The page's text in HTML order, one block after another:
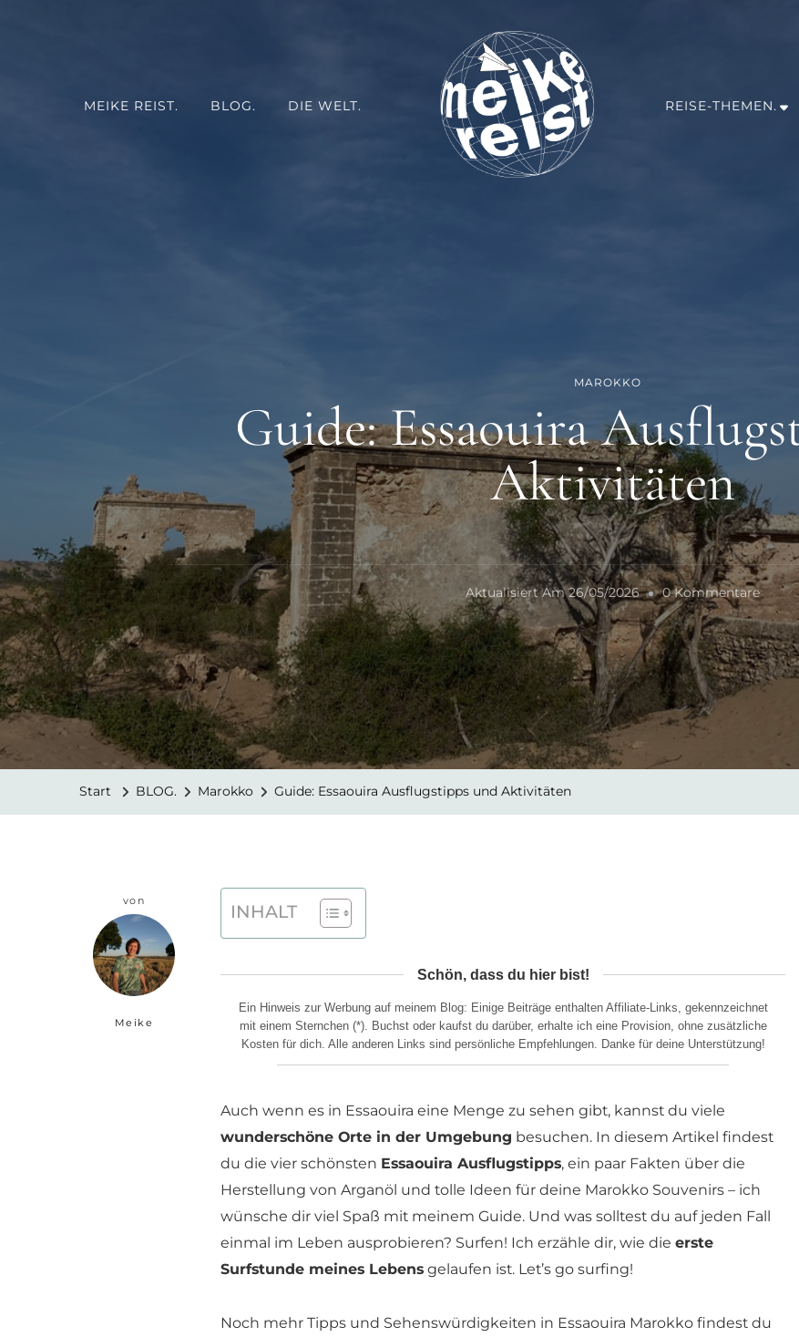
MEIKE REIST. BLOG. DIE WELT. REISE-THEMEN.
MAROKKO
Guide: Essaouira
Aktivitäten
Aktualisiert Am26/05/2026 0 KommentareZu
Guide:
Und
Start BLOG. Marokko Guide: Essaouira Ausflugstipps und Aktivitäten
von
Meike
INHALT
Schön, dass du hier bist!
Ein Hinweis zur Werbung auf meinem Blog: Einige Beiträge enthalten Affiliate-Links, gekennzeichnet
mit einem Sternchen (*). Buchst oder kaufst du darüber, erhalte ich eine Provision, ohne zusätzliche
Kosten für dich. Alle anderen Links sind persönliche Empfehlungen. Danke für deine Unterstützung!
Auch wenn es in Essaouira eine Menge zu sehen gibt, kannst du viele
wunderschöne Orte in der Umgebung besuchen. In diesem Artikel findest
du die vier schönsten Essaouira Ausflugstipps, ein paar Fakten über die
Herstellung von Arganöl und tolle Ideen für deine Marokko Souvenirs – ich
wünsche dir viel Spaß mit meinem Guide. Und was solltest du auf jeden Fall
einmal im Leben ausprobieren? Surfen! Ich erzähle dir, wie die erste
Surfstunde meines Lebens gelaufen ist. Let’s go surfing!
Noch mehr Tipps und Sehenswürdigkeiten in Essaouira Marokko findest du